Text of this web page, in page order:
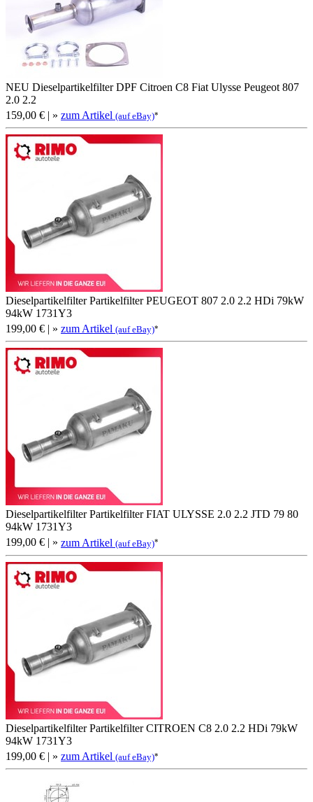
NEU Dieselpartikelfilter DPF Citroen C8 Fiat Ulysse Peugeot 807
2.0 2.2
159,00 € | » zum Artikel (auf eBay)*
Dieselpartikelfilter Partikelfilter PEUGEOT 807 2.0 2.2 HDi 79kW
94kW 1731Y3
199,00 € | » zum Artikel (auf eBay)*
Dieselpartikelfilter Partikelfilter FIAT ULYSSE 2.0 2.2 JTD 79 80
94kW 1731Y3
199,00 € | » zum Artikel (auf eBay)*
Dieselpartikelfilter Partikelfilter CITROEN C8 2.0 2.2 HDi 79kW
94kW 1731Y3
199,00 € | » zum Artikel (auf eBay)*